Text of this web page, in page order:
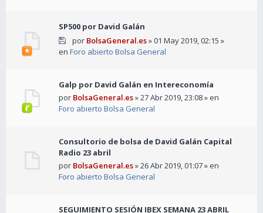
SP500 por David Galán
por BolsaGeneral.es» 01 May 2019, 02:15 »
en Foro abierto Bolsa General
Galp por David Galán en Intereconomía
por BolsaGeneral.es» 27 Abr 2019, 23:08 » en
Foro abierto Bolsa General
Consultorio de bolsa de David Galán Capital
Radio 23 abril
por BolsaGeneral.es» 26 Abr 2019, 01:07 » en
Foro abierto Bolsa General
SEGUIMIENTO SESIÓN IBEX SEMANA 23 ABRIL